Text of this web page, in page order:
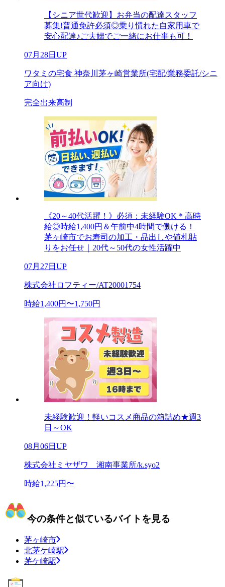
【シニア世代歓迎】お弁当の配達スタッフ
募集!普通免許必須◎乗り慣れた自家用車で
安心配達♪ご夫婦でご一緒にお仕事も可！
07月28日UP
ワタミの宅食 神奈川茅ヶ崎営業所(宅配/業務委託/シニ
ア向け)
完全出来高制
《20～40代活躍！》必須：未経験OK＊高時
給◎時給1,400円＆午前中4時間で働ける！
茅ヶ崎市でお寿司の加工・品出しや値札貼
りをお任せ｜20代～50代の女性活躍中
07月27日UP
株式会社ロフティー/AT20001754
時給1,400円〜1,750円
未経験歓迎！軽いコスメ商品の箱詰め★週3
日～OK
08月06日UP
株式会社ミヤザワ 湘南事業所/k.syo2
時給1,225円〜
今の条件と似ているバイトを見る
茅ヶ崎市
北茅ケ崎駅
茅ケ崎駅